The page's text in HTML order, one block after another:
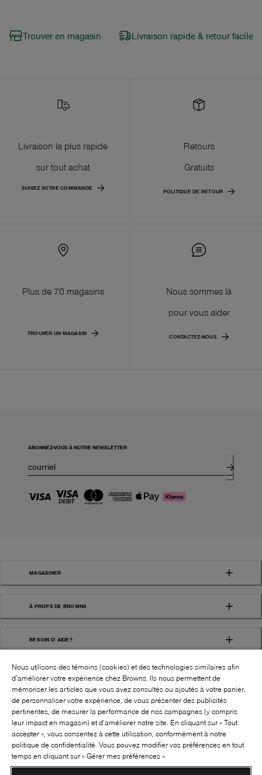
Trouver en magasin Livraison rapide & retour facile
Livraison la plus rapide
sur tout achat
SUIVEZ VOTRE COMMANDE
Retours
Gratuits
POLITIQUE DE RETOUR
Plus de 70 magasins
TROUVER UN MAGASIN
Nous sommes là
pour vous aider
CONTACTEZ-NOUS
ABONNEZ-VOUS À NOTRE NEWSLETTER
MAGASINER
À PROPS DE BROWNS
BESOIN D' AIDE?
BROWNS SHOES INC. TOUS DROITS
RÉSERVÉS
SUIVEZ-NOUS!:
Nous utilisons des témoins (cookies) et des technologies similaires afin
d’améliorer votre expérience chez Browns. Ils nous permettent de
mémoriser les articles que vous avez consultés ou ajoutés à votre panier,
de personnaliser votre expérience, de vous présenter des publicités
pertinentes, de mesurer la performance de nos campagnes (y compris
leur impact en magasin) et d’améliorer notre site. En cliquant sur « Tout
accepter », vous consentez à cette utilisation, conformément à notre
politique de confidentialité. Vous pouvez modifier vos préférences en tout
temps en cliquant sur « Gérer mes préférences »